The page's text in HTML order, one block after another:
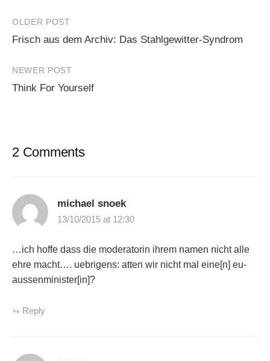
Post
navigation
OLDER POST
Frisch aus dem Archiv: Das Stahlgewitter-Syndrom
NEWER POST
Think For Yourself
2 Comments
michael snoek
13/10/2015 at 12:30
…ich hoffe dass die moderatorin ihrem namen nicht alle
ehre macht…. uebrigens: atten wir nicht mal eine[n] eu-
aussenminister[in]?
Reply